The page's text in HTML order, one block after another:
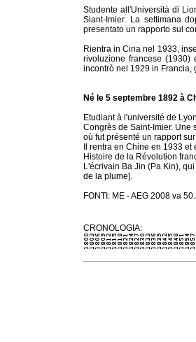
Studente all'Università di
Siant-Imier. La settimana
presentato un rapporto sul
Rientra in Cina nel 1933,
rivoluzione francese
incontrò nel 1929 in Francia,
Né le 5 septembre 1892 à
Etudiant à l'université de
Congrès de Saint-Imier. Une
où fut présenté un rapport
Il rentra en Chine en 1933
Histoire de la Révolution
L'écrivain Ba Jin (Pa Kin),
de la plume].
FONTI: ME - AEG 2008 va
CRONOLOGIA: